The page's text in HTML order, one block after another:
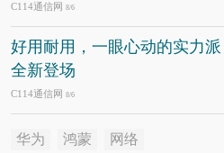
C114通信网 8/6
好用耐用，一眼心动的实力派
全新登场
C114通信网 8/6
华为 鸿蒙 网络